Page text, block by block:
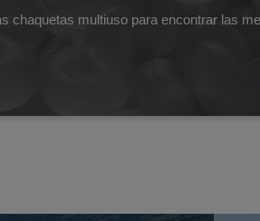
chaquetas multiuso para encontrar las